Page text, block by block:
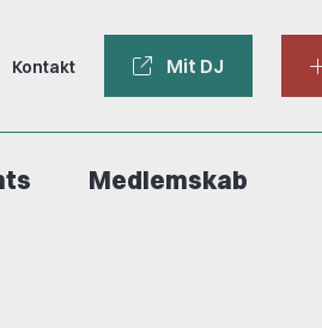
Kontakt Mit DJ
Medlemskab